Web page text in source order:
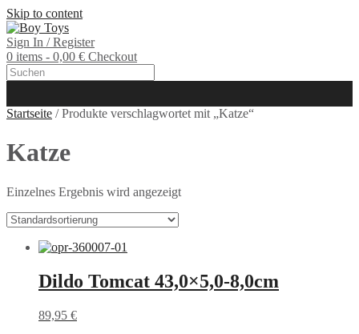
Skip to content
Sign In / Register
0 items - 0,00 € Checkout
Startseite / Produkte verschlagwortet mit „Katze“
Katze
Einzelnes Ergebnis wird angezeigt
Dildo Tomcat 43,0×5,0-8,0cm
89,95 €